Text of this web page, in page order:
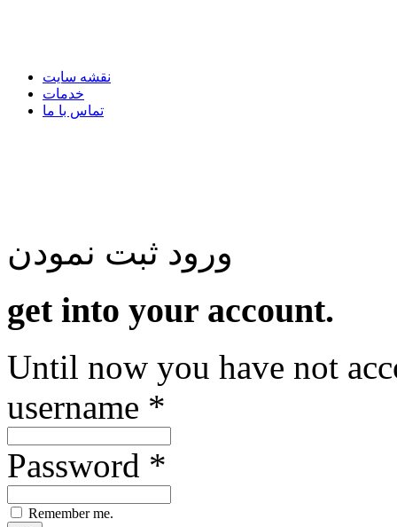
نقشه سایت
خدمات
تماس با ما
ورود ثبت نمودن
get into your account.
Until now you have not
username *
Password *
Remember me.